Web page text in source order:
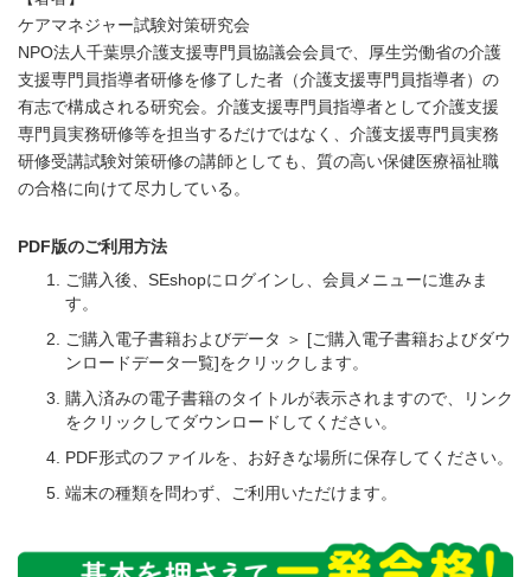
ケアマネジャー試験対策研究会
NPO法人千葉県介護支援専門員協議会会員で、厚生労働省の介護
支援専門員指導者研修を修了した者（介護支援専門員指導者）の
有志で構成される研究会。介護支援専門員指導者として介護支援
専門員実務研修等を担当するだけではなく、介護支援専門員実務
研修受講試験対策研修の講師としても、質の高い保健医療福祉職
の合格に向けて尽力している。
PDF版のご利用方法
ご購入後、SEshopにログインし、会員メニューに進みま
す。
ご購入電子書籍およびデータ ＞ [ご購入電子書籍およびダウ
ンロードデータ一覧]をクリックします。
購入済みの電子書籍のタイトルが表示されますので、リンク
をクリックしてダウンロードしてください。
PDF形式のファイルを、お好きな場所に保存してください。
端末の種類を問わず、ご利用いただけます。